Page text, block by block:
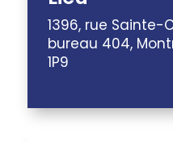
1396, rue Sainte-
bureau 404,
1P9